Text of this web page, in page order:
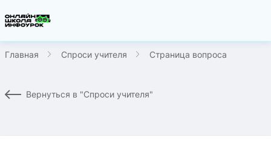
Главная Спроси учителя Страница вопроса
Вернуться в "Спроси учителя"